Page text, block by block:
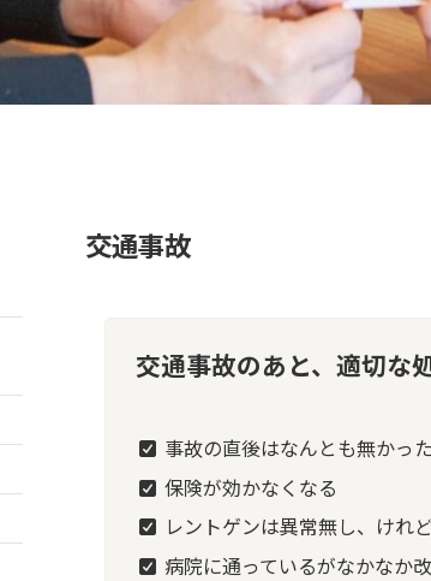
交通事故
交通事故のあと、適切な
事故の直後はなんとも無かっ
保険が効かなくなる
レントゲンは異常無し、けれ
病院に通っているがなかなか